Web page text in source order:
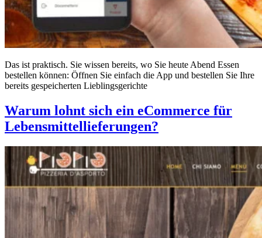
Das ist praktisch. Sie wissen bereits, wo Sie heute Abend Essen
bestellen können: Öffnen Sie einfach die App und bestellen Sie Ihre
bereits gespeicherten Lieblingsgerichte
Warum lohnt sich ein eCommerce für
Lebensmittellieferungen?